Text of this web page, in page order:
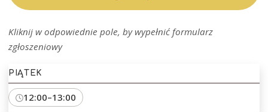
Kliknij w odpowiednie pole, by wypełnić formularz
zgłoszeniowy
PIĄTEK
12:00–13:00